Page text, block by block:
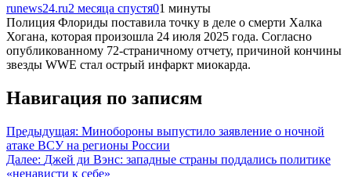
runews24.ru2 месяца спустя01 минуты
Полиция Флориды поставила точку в деле о смерти Халка
Хогана, которая произошла 24 июля 2025 года. Согласно
опубликованному 72-страничному отчету, причиной кончины
звезды WWE стал острый инфаркт миокарда.
Навигация по записям
Предыдущая: Минобороны выпустило заявление о ночной
атаке ВСУ на регионы России
Далее: Джей ди Вэнс: западные страны поддались политике
«ненависти к себе»